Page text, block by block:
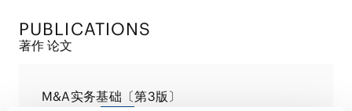
PUBLICATIONS
著作 论文
M&A实务基础〔第3版〕